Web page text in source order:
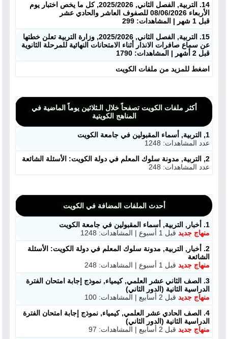
ملفات اليوم
ابحث عن مدرس
أحدث الأخبار
جميع الصفوف
منصات
مدرسو المناهج
14. التربية, الفصل الثاني, 2025/2026, كل ما يخص اختبار يوم
الأربعاء 08/06/2026 للصفوف العاشر والحادي عشر
قبل 1 شهر | المشاهدات: 299
15. التربية, الفصل الثاني, 2025/2026, وزارة التربية تعلن خطتها
عن سماع صافرات الانذار أثناء الامتحانات النهائية للمرحلة الثانوية
قبل 2 أشهر | المشاهدات: 1790
اضغط للمزيد من ملفات الكويت
أكثر ملفات الكويت تصفحاً خلال الـثلاثين يوماً الماضية في
المناهج الكويتية
1, التربية, أسماء المقبولين في جامعة الكويت
عدد المشاهدات: 1248
2, التربية, مدونة سلوك المعلم في دولة الكويت: الأسئلة الشائعة
عدد المشاهدات: 248
أحدث الملفات المضافة في الكويت
1. أخبار, التربية, أسماء المقبولين في جامعة الكويت
منهاج جديد قبل 1 أسبوع | المشاهدات: 1248
2. أخبار, التربية, مدونة سلوك المعلم في دولة الكويت: الأسئلة
الشائعة
منهاج جديد قبل 1 أسبوع | المشاهدات: 248
3. الصف الثاني عشر العلمي, كيمياء, نموذج إجابة امتحان الفترة
الدراسية الثانية (الدور الثاني)
منهاج جديد قبل 2 أسابيع | المشاهدات: 100
4. الصف الحادي عشر العلمي, كيمياء, نموذج إجابة امتحان الفترة
الدراسية الثانية (الدور الثاني)
منهاج جديد قبل 2 أسابيع | المشاهدات: 97